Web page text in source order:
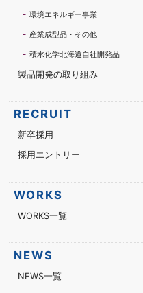
環境エネルギー事業
産業成型品・その他
積水化学北海道自社開発品
製品開発の取り組み
RECRUIT
新卒採用
採用エントリー
WORKS
WORKS一覧
NEWS
NEWS一覧